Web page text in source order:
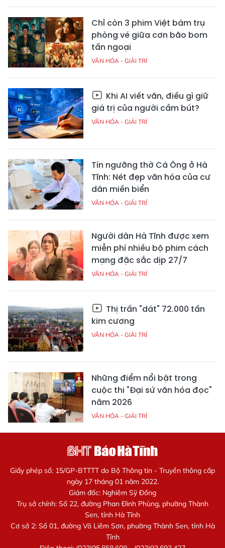
Chỉ còn 3 phim Việt bám trụ
phòng vé giữa cơn bão bom
tấn ngoại
VĂN HÓA - GIẢI TRÍ
Khi AI viết văn, điều gì giữ
giá trị của người cầm bút?
VĂN HÓA - GIẢI TRÍ
Tín ngưỡng thờ Cá Ông ở Hà
Tĩnh: Nét đẹp văn hóa của cư
dân miền biển
VĂN HÓA - GIẢI TRÍ
Người dân Hà Tĩnh được xem
miễn phí nhiều bộ phim cách
mạng đặc sắc dịp 27/7
VĂN HÓA - GIẢI TRÍ
Thị trấn "dát" 72.000 tấn
kim cương
VĂN HÓA - GIẢI TRÍ
Những điểm nổi bật trong
cuộc thi "Đại sứ văn hóa đọc"
năm 2026
VĂN HÓA - GIẢI TRÍ
Giấy phép số: 15/GP-BTTTT do Bộ Thông tin - Truyền thông cấp
ngày 17 tháng 01 năm 2022.
Giám đốc: Nghiêm Sỹ Đống
Trụ sở chính: Số 22, đường Phan Đình Phùng, phường Thành
Sen, tỉnh Hà Tĩnh
Cơ sở 2: Số 01, đường Võ Liêm Sơn, phường Thành Sen, tỉnh Hà
Tĩnh